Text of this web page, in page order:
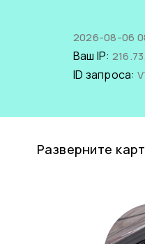
2026-08-06
Ваш IP:
ID запроса:
Разверните